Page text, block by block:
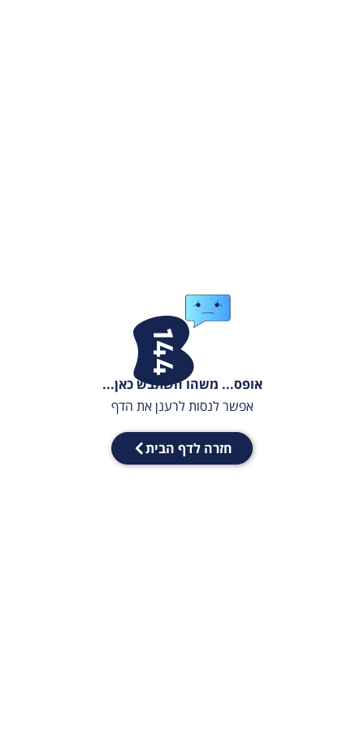
אופס... משהו השתבש כאן...
אפשר לנסות לרענן את הדף
חזרה לדף הבית